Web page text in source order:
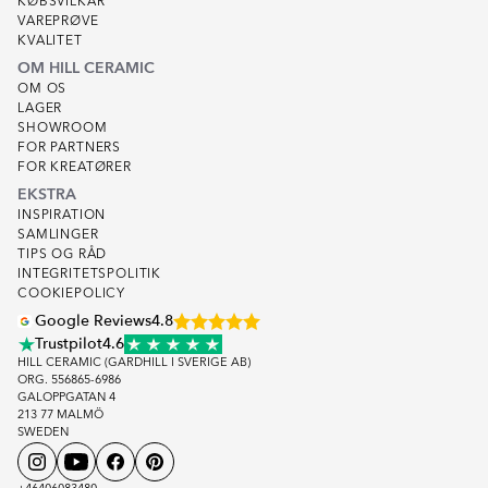
VAREPRØVE
KVALITET
OM HILL CERAMIC
OM OS
LAGER
SHOWROOM
FOR PARTNERS
FOR KREATØRER
EKSTRA
INSPIRATION
SAMLINGER
TIPS OG RÅD
INTEGRITETSPOLITIK
COOKIEPOLICY
Google Reviews4.8
Trustpilot4.6
HILL CERAMIC (GARDHILL I SVERIGE AB)
ORG. 556865-6986
GALOPPGATAN 4
213 77 MALMÖ
SWEDEN